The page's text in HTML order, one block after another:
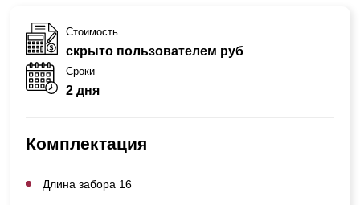
Стоимость
скрыто пользователем руб
Сроки
2 дня
Комплектация
Длина забора 16